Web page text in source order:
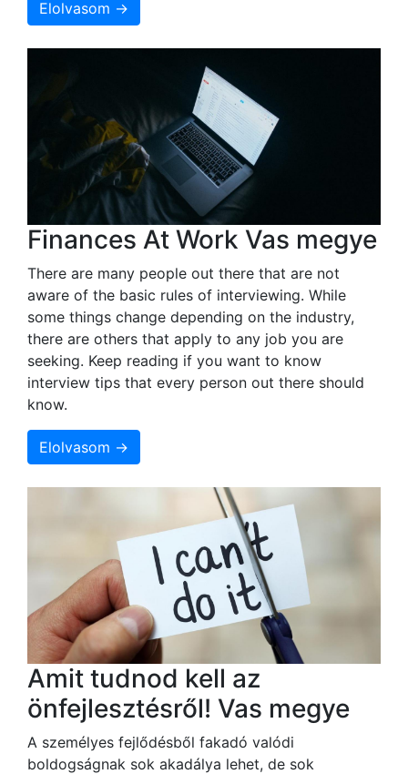
Elolvasom →
Finances At Work Vas megye
There are many people out there that are not
aware of the basic rules of interviewing. While
some things change depending on the industry,
there are others that apply to any job you are
seeking. Keep reading if you want to know
interview tips that every person out there should
know.
Elolvasom →
Amit tudnod kell az
önfejlesztésről! Vas megye
A személyes fejlődésből fakadó valódi
boldogságnak sok akadálya lehet, de sok